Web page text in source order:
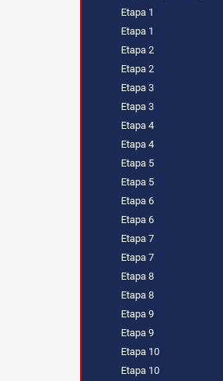
Etapa 1
Etapa 1
Etapa 2
Etapa 2
Etapa 3
Etapa 3
Etapa 4
Etapa 4
Etapa 5
Etapa 5
Etapa 6
Etapa 6
Etapa 7
Etapa 7
Etapa 8
Etapa 8
Etapa 9
Etapa 9
Etapa 10
Etapa 10